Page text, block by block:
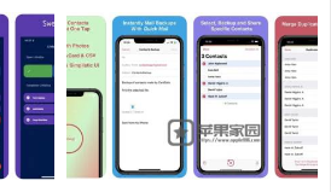
储空间